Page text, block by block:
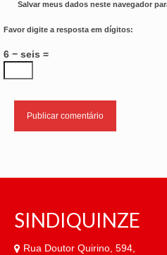
Salvar meus dados neste navegador
Favor digite a resposta em dígitos:
6 − seis =
SINDIQUINZE
Rua Doutor Quirino, 594,